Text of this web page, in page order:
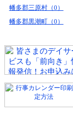
幡多郡三原村（0）
幡多郡黒潮町（0）